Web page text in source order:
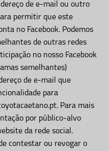
de e-mail ou outro
permitir que este
no Facebook. Podemos
de outras redes
no nosso Facebook
semelhantes)
de e-mail que
para
Para mais
por público-alvo
da rede social.
contestar ou revogar o